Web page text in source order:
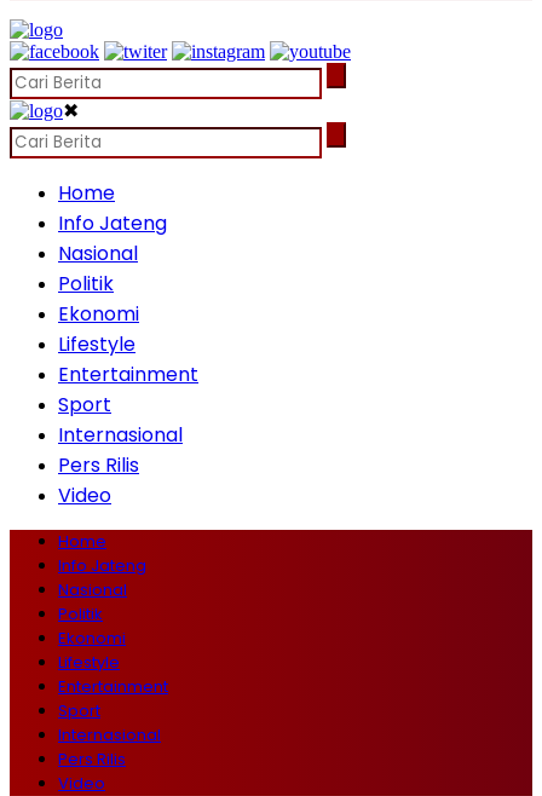
✖
Home
Info Jateng
Nasional
Politik
Ekonomi
Lifestyle
Entertainment
Sport
Internasional
Pers Rilis
Video
Home
Info Jateng
Nasional
Politik
Ekonomi
Lifestyle
Entertainment
Sport
Internasional
Pers Rilis
Video